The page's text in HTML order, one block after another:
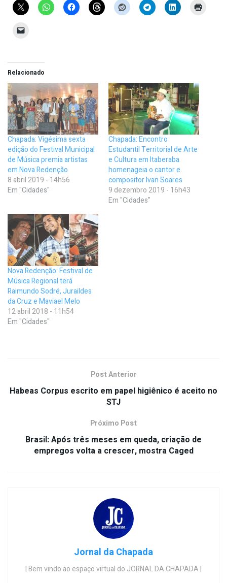
Relacionado
Chapada: Vigésima sexta
edição do Festival Municipal
de Música premia artistas
em Nova Redenção
8 abril 2019 - 14h56
Em "Cidades"
Chapada: Encontro
Estudantil Territorial de Arte
e Cultura em Itaberaba
homenageia o cantor e
compositor Ivan Soares
9 dezembro 2019 - 16h43
Em "Cidades"
Nova Redenção: Festival de
Música Regional terá
Raimundo Sodré, Juraildes
da Cruz e Maviael Melo
12 abril 2018 - 11h54
Em "Cidades"
Post Anterior
Habeas Corpus escrito em papel higiênico é aceito no
STJ
Próximo Post
Brasil: Após três meses em queda, criação de
empregos volta a crescer, mostra Caged
Jornal da Chapada
| Bem vindo ao espaço virtual do JORNAL DA CHAPADA |